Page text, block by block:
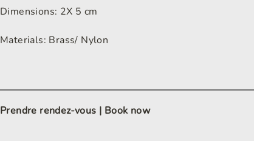
Dimensions: 2X 5 cm
Materials: Brass/ Nylon
Prendre rendez-vous | Book now